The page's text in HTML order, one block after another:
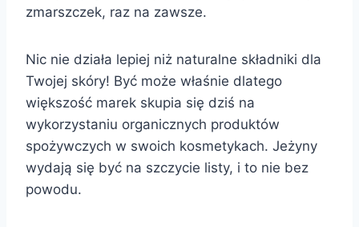
zmarszczek, raz na zawsze.
Nic nie działa lepiej niż naturalne składniki dla
Twojej skóry! Być może właśnie dlatego
większość marek skupia się dziś na
wykorzystaniu organicznych produktów
spożywczych w swoich kosmetykach. Jeżyny
wydają się być na szczycie listy, i to nie bez
powodu.